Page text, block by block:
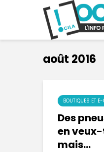
août 2016
BOUTIQUES ET
Des
en
mais…